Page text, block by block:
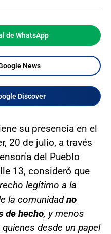
de WhatsApp
News
Discover
su presencia en el
20 de julio, a través
del Pueblo
13, consideró que
legítimo a la
la comunidadno
de hecho, y menos
desde un papel